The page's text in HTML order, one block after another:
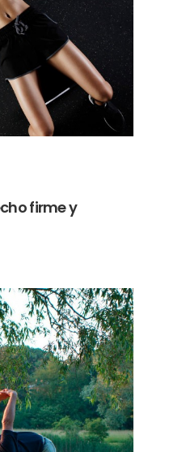
firme y